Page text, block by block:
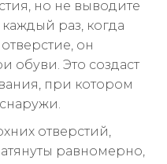
но не выводите
раз, когда
он
обуви. Это создаст
при котором
отверстий,
равномерно,